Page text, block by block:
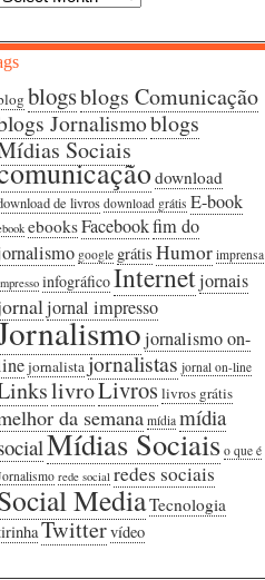
blogsblogs Comunicação
Jornalismoblogs
Sociais
download
de livros download grátis E-book
ebooksFacebookfim do
google grátis Humor imprensa
infográficoInternetjornais
jornal impresso
jornalismo on-
jornalista jornalistas jornal on-line
livroLivroslivros grátis
da semana mídia mídia
Mídias Sociais o que é
rede social redes sociais
MediaTecnologia
Twittervídeo